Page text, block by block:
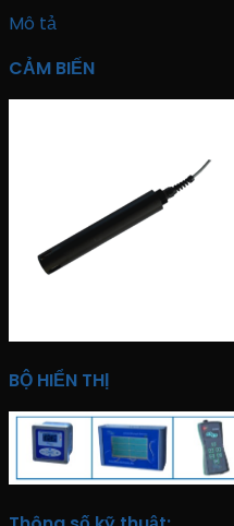
Mô tả
CẢM BIẾN
BỘ HIỂN THỊ